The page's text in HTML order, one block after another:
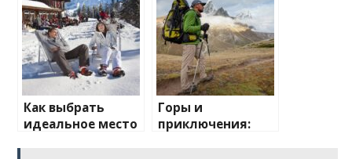
Как выбрать
идеальное место
Горы и
приключения: